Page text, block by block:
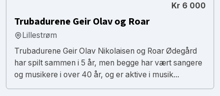
Kr 6 000
Trubadurene Geir Olav og Roar
Lillestrøm
Trubadurene Geir Olav Nikolaisen og Roar Ødegård
har spilt sammen i 5 år, men begge har vært sangere
og musikere i over 40 år, og er aktive i musik...